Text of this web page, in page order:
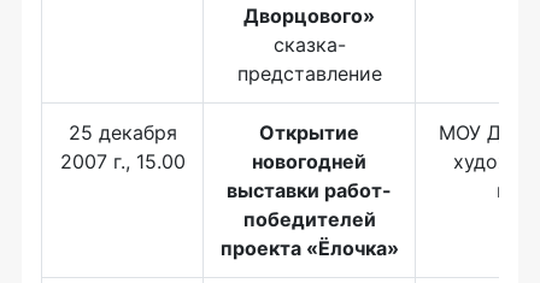
Дворцового»
сказка-
представление
25 декабря
2007 г., 15.00
Открытие
новогодней
выставки работ-
победителей
проекта «Ёлочка»
МОУ ДОД